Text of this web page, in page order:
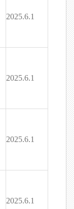
2025.6.1
2025.6.1
2025.6.1
2025.6.1